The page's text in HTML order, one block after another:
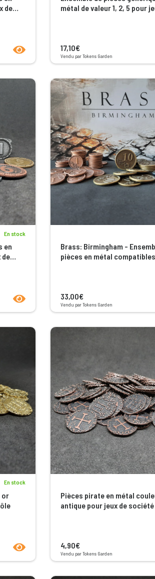
de
product.seeProductPage
métal de valeur 1, 2, 5 pour
17,10€
Vendu par Tokens Garden
En stock
en
de
product.seeProductPage
Brass: Birmingham -
pièces en métal compatibles
33,00€
Vendu par Tokens Garden
En stock
or
product.seeProductPage
Pièces pirate en métal
antique pour jeux de société
4,90€
Vendu par Tokens Garden